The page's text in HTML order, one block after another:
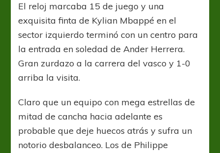
El reloj marcaba 15 de juego y una
exquisita finta de Kylian Mbappé en el
sector izquierdo terminó con un centro para
la entrada en soledad de Ander Herrera.
Gran zurdazo a la carrera del vasco y 1-0
arriba la visita.
Claro que un equipo con mega estrellas de
mitad de cancha hacia adelante es
probable que deje huecos atrás y sufra un
notorio desbalanceo. Los de Philippe